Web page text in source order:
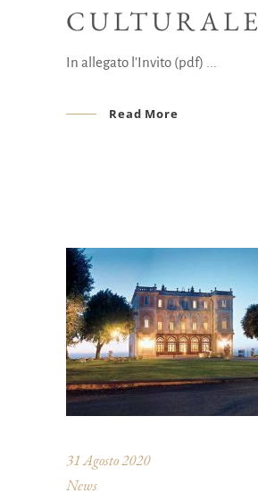
CULTURALE
In allegato l'Invito (pdf)
Read More
31 Agosto 2020
News